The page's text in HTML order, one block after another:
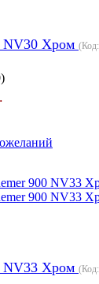
NV30 Хром (Код:
NV33 Хром (Код: